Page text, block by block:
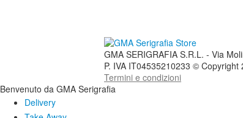
GMA SERIGRAFIA S.R.L. - Via
P. IVA IT04535210233 ©
Termini e condizioni
Benvenuto da GMA Serigrafia
Delivery